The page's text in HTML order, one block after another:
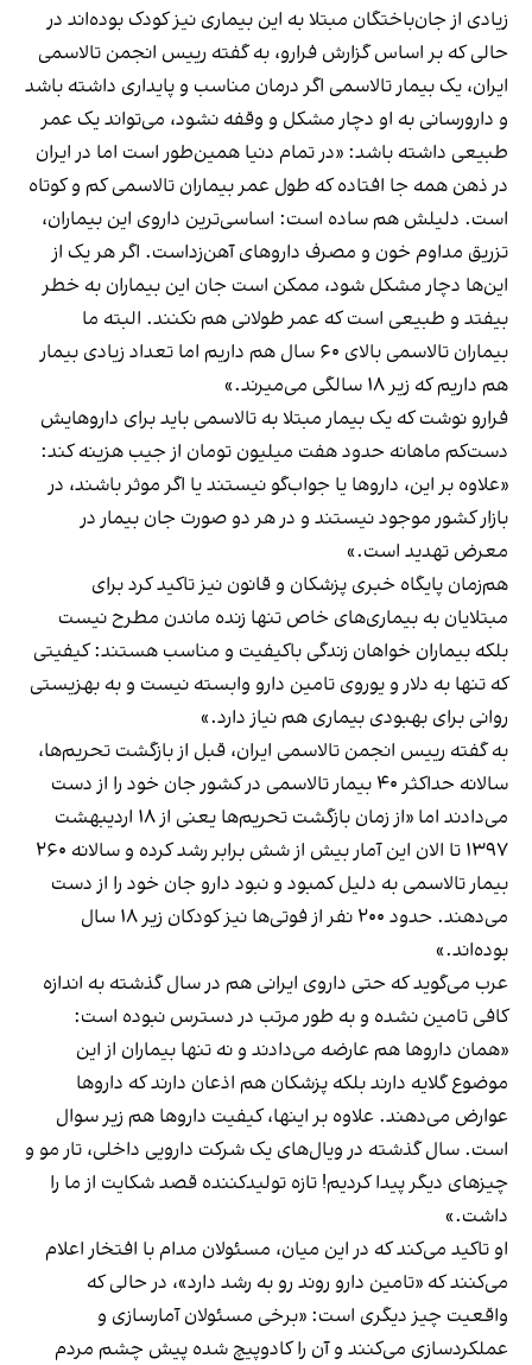
زیادی از جان‌باختگان مبتلا به این بیماری نیز کودک بوده‌اند در
حالی که بر اساس گزارش فرارو، به گفته رییس انجمن تالاسمی
ایران، یک بیمار تالاسمی اگر درمان مناسب و پایداری داشته باشد
و دارورسانی به او دچار مشکل و وقفه نشود، می‌تواند یک عمر
طبیعی داشته باشد: «در تمام دنیا همین‌طور است اما در ایران
در ذهن همه جا افتاده که طول عمر بیماران تالاسمی کم و کوتاه
است. دلیلش هم ساده است: اساسی‌ترین داروی این بیماران،
تزریق مداوم خون و مصرف دارو‌های آهن‌زداست. اگر هر یک از
این‌ها دچار مشکل شود، ممکن است جان این بیماران به خطر
بیفتد و طبیعی است که عمر طولانی هم نکنند. البته ما
بیماران تالاسمی بالای ۶۰ سال هم داریم اما تعداد زیادی بیمار
هم داریم که زیر ۱۸ سالگی می‌میرند.»
فرارو نوشت که یک بیمار مبتلا به تالاسمی باید برای داروهایش
دست‌کم ماهانه حدود هفت میلیون تومان از جیب هزینه کند:
«علاوه بر این، دارو‌ها یا جواب‌گو نیستند یا اگر موثر باشند، در
بازار کشور موجود نیستند و در هر دو صورت جان بیمار در
معرض تهدید است.»
هم‌زمان پایگاه خبری پزشکان و قانون نیزتاکید کردبرای
مبتلایان به بیماری‌های خاص تنها زنده ماندن مطرح نیست
بلکه بیماران خواهان زندگی باکیفیت و مناسب هستند: کیفیتی
که تنها به دلار و یوروی تامین دارو وابسته نیست و به بهزیستی
روانی برای بهبودی بیماری هم نیاز دارد.»
به گفته رییس انجمن تالاسمی ایران، قبل از بازگشت تحریم‌ها،
سالانه حداکثر ۴۰ بیمار تالاسمی در کشور جان خود را از دست
می‌دادند اما «از زمان بازگشت تحریم‌ها یعنی از ۱۸ اردیبهشت
۱۳۹۷ تا الان این آمار بیش از شش برابر رشد کرده و سالانه ۲۶۰
بیمار تالاسمی به دلیل کمبود و نبود دارو جان خود را از دست
می‌دهند. حدود ۲۰۰ نفر از فوتی‌ها نیز کودکان زیر ۱۸ سال
بوده‌اند.»
عرب می‌گوید که حتی داروی ایرانی هم در سال گذشته به اندازه
کافی تامین نشده و به طور مرتب در دسترس نبوده است:
«همان دارو‌ها هم عارضه می‌دادند و نه تنها بیماران از این
موضوع گلایه دارند بلکه پزشکان هم اذعان دارند که دارو‌ها
عوارض می‌دهند. علاوه بر اینها، کیفیت دارو‌ها هم زیر سوال
است. سال گذشته در ویال‌های یک شرکت دارویی داخلی، تار مو و
چیز‌های دیگر پیدا کردیم! تازه تولیدکننده قصد شکایت از ما را
داشت.»
او تاکید می‌کند که در این میان، مسئولان مدام با افتخار اعلام
می‌کنند که «تامین دارو روند رو به رشد دارد»، در حالی که
واقعیت چیز دیگری است: «برخی مسئولان آمارسازی و
عملکردسازی می‌کنند و آن را کادوپیچ‌ شده پیش چشم مردم